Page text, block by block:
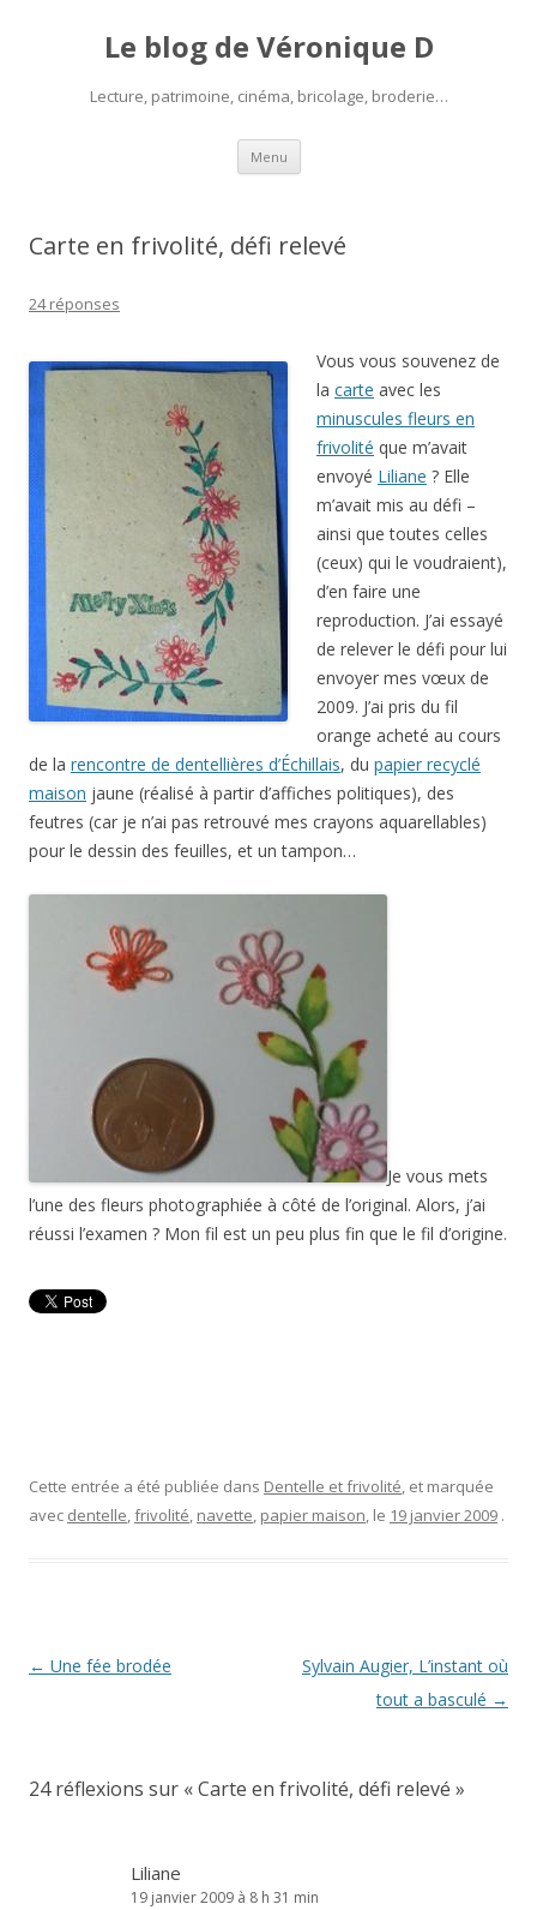
Le blog de Véronique D
Lecture, patrimoine, cinéma, bricolage, broderie…
Menu Aller
contenu
Carte en frivolité, défi relevé
24 réponses
Vous vous souvenez de
la carte avec les
minuscules fleurs en
frivolité que m’avait
envoyé Liliane ? Elle
m’avait mis au défi –
ainsi que toutes celles
(ceux) qui le voudraient),
d’en faire une
reproduction. J’ai essayé
de relever le défi pour lui
envoyer mes vœux de
2009. J’ai pris du fil
orange acheté au cours
de la rencontre de dentellières d’Échillais, du papier recyclé
maison jaune (réalisé à partir d’affiches politiques), des
feutres (car je n’ai pas retrouvé mes crayons aquarellables)
pour le dessin des feuilles, et un tampon…
Je vous mets
l’une des fleurs photographiée à côté de l’original. Alors, j’ai
réussi l’examen ? Mon fil est un peu plus fin que le fil d’origine.
Cette entrée a été publiée dans Dentelle et frivolité, et marquée
avec dentelle,frivolité, navette, papier maison, le 19 janvier 2009 .
Navigation
← Une fée brodée
Sylvain Augier, L’instant où
tout a basculé →
24 réflexions sur «Carte en frivolité, défi relevé »
Liliane
19 janvier 2009 à 8 h 31 min